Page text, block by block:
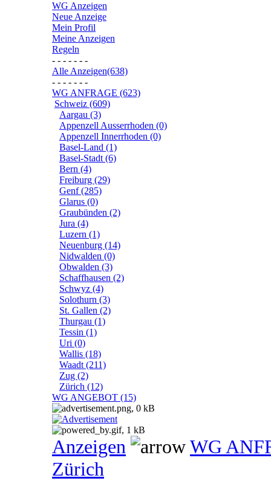
WG Anzeigen
Neue Anzeige
Mein Profil
Meine Anzeigen
Regeln
- - - - - - -
Alle Anzeigen(638)
- - - - - - -
WG ANFRAGE (623)
Schweiz (609)
Aargau (3)
Appenzell Ausserrhoden (0)
Appenzell Innerrhoden (0)
Basel-Land (1)
Basel-Stadt (6)
Bern (4)
Freiburg (29)
Genf (285)
Glarus (0)
Graubünden (2)
Jura (4)
Luzern (1)
Neuenburg (14)
Nidwalden (0)
Obwalden (3)
Schaffhausen (2)
Schwyz (4)
Solothurn (3)
St. Gallen (2)
Thurgau (1)
Tessin (1)
Uri (0)
Wallis (18)
Waadt (211)
Zug (2)
Zürich (12)
WG ANGEBOT (15)
Anzeigen
WG
Zürich